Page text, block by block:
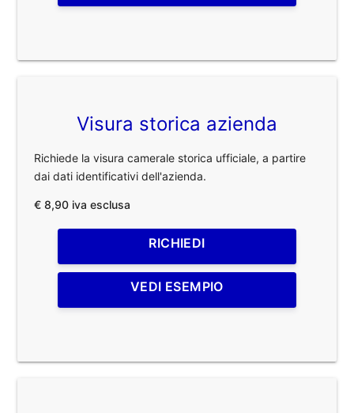
Visura storica azienda
Richiede la visura camerale storica ufficiale, a partire
dai dati identificativi dell'azienda.
€ 8,90 iva esclusa
RICHIEDI
VEDI ESEMPIO